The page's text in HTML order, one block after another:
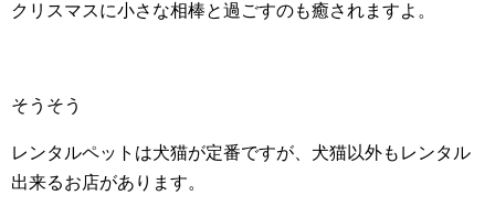
クリスマスに小さな相棒と過ごすのも癒されますよ。
そうそう
レンタルペットは犬猫が定番ですが、犬猫以外もレンタル
出来るお店があります。